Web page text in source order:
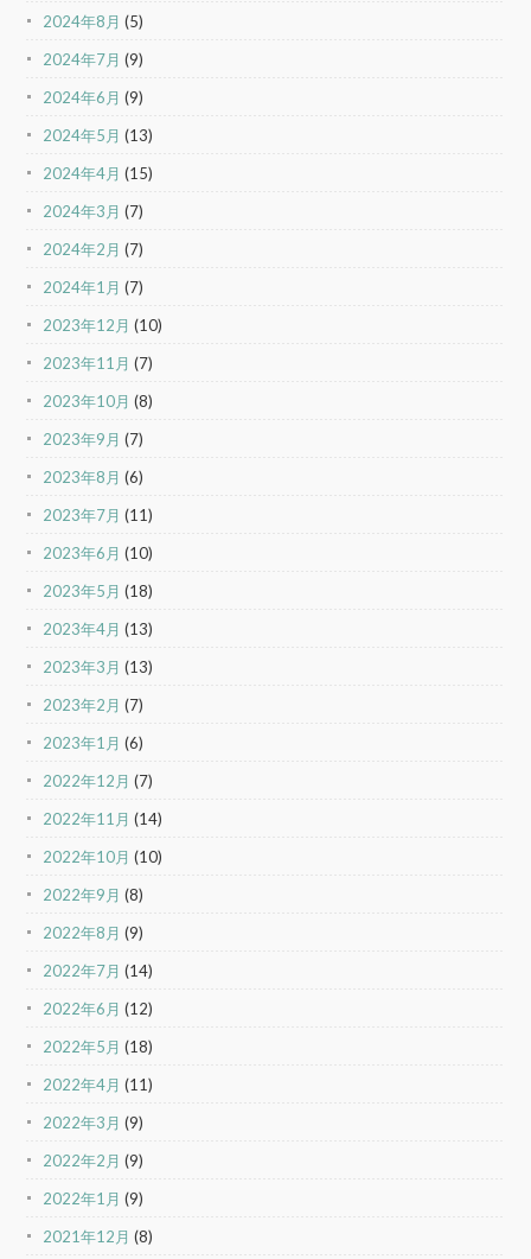
2024年8月 (5)
2024年7月 (9)
2024年6月 (9)
2024年5月 (13)
2024年4月 (15)
2024年3月 (7)
2024年2月 (7)
2024年1月 (7)
2023年12月 (10)
2023年11月 (7)
2023年10月 (8)
2023年9月 (7)
2023年8月 (6)
2023年7月 (11)
2023年6月 (10)
2023年5月 (18)
2023年4月 (13)
2023年3月 (13)
2023年2月 (7)
2023年1月 (6)
2022年12月 (7)
2022年11月 (14)
2022年10月 (10)
2022年9月 (8)
2022年8月 (9)
2022年7月 (14)
2022年6月 (12)
2022年5月 (18)
2022年4月 (11)
2022年3月 (9)
2022年2月 (9)
2022年1月 (9)
2021年12月 (8)